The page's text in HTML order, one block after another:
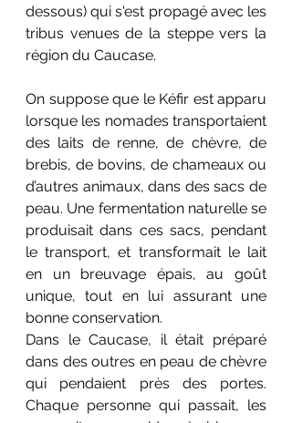
dessous) qui s'est propagé avec les
tribus venues de la steppe vers la
région du Caucase.
On suppose que le Kéfir est apparu
lorsque les nomades transportaient
des laits de renne, de chèvre, de
brebis, de bovins, de chameaux ou
d’autres animaux, dans des sacs de
peau. Une fermentation naturelle se
produisait dans ces sacs, pendant
le transport, et transformait le lait
en un breuvage épais, au goût
unique, tout en lui assurant une
bonne conservation.
Dans le Caucase, il était préparé
dans des outres en peau de chèvre
qui pendaient près des portes.
Chaque personne qui passait, les